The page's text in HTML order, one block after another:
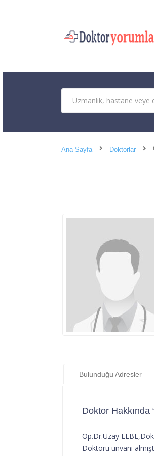
Ana Sayfa Doktorlar
Bulunduğu Adresler
Doktor Hakkında
Op.Dr.Uzay
Doktoru unvanı